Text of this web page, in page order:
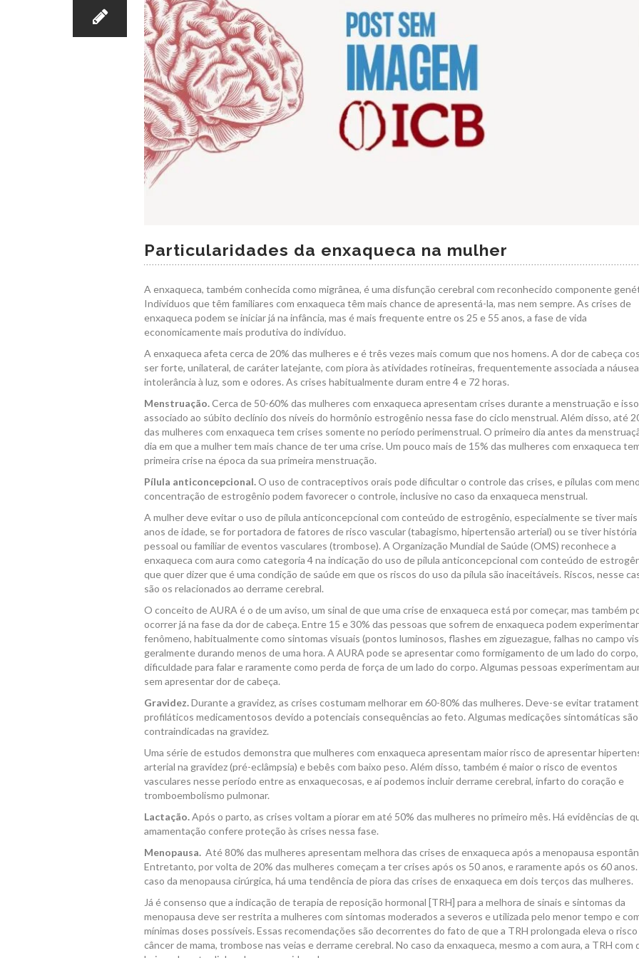
Particularidades da enxaqueca na mulher
A enxaqueca, também conhecida como migrânea, é uma disfunção cerebral com reconhecido componente
Indivíduos que têm familiares com enxaqueca têm mais chance de apresentá-la, mas nem sempre. As crises de
enxaqueca podem se iniciar já na infância, mas é mais frequente entre os 25 e 55 anos, a fase de vida
economicamente mais produtiva do indivíduo.
A enxaqueca afeta cerca de 20% das mulheres e é três vezes mais comum que nos homens. A dor de cabeça
ser forte, unilateral, de caráter latejante, com piora às atividades rotineiras, frequentemente associada a
intolerância à luz, som e odores. As crises habitualmente duram entre 4 e 72 horas.
Menstruação.Cerca de 50-60% das mulheres com enxaqueca apresentam crises durante a menstruação e
associado ao súbito declínio dos níveis do hormônio estrogênio nessa fase do ciclo menstrual. Além disso, até
das mulheres com enxaqueca tem crises somente no período perimenstrual. O primeiro dia antes da
dia em que a mulher tem mais chance de ter uma crise. Um pouco mais de 15% das mulheres com enxaqueca
primeira crise na época da sua primeira menstruação.
Pílula anticoncepcional.O uso de contraceptivos orais pode dificultar o controle das crises, e pílulas com
concentração de estrogênio podem favorecer o controle, inclusive no caso da enxaqueca menstrual.
A mulher deve evitar o uso de pílula anticoncepcional com conteúdo de estrogênio, especialmente se tiver
anos de idade, se for portadora de fatores de risco vascular (tabagismo, hipertensão arterial) ou se tiver história
pessoal ou familiar de eventos vasculares (trombose). A Organização Mundial de Saúde (OMS) reconhece a
enxaqueca com aura como categoria 4 na indicação do uso de pílula anticoncepcional com conteúdo de
que quer dizer que é uma condição de saúde em que os riscos do uso da pílula são inaceitáveis. Riscos, nesse
são os relacionados ao derrame cerebral.
O conceito de AURA é o de um aviso, um sinal de que uma crise de enxaqueca está por começar, mas também
ocorrer já na fase da dor de cabeça. Entre 15 e 30% das pessoas que sofrem de enxaqueca podem
fenômeno, habitualmente como sintomas visuais (pontos luminosos, flashes em ziguezague, falhas no campo
geralmente durando menos de uma hora. A AURA pode se apresentar como formigamento de um lado do corpo,
dificuldade para falar e raramente como perda de força de um lado do corpo. Algumas pessoas experimentam
sem apresentar dor de cabeça.
Gravidez.Durante a gravidez, as crises costumam melhorar em 60-80% das mulheres. Deve-se evitar
profiláticos medicamentosos devido a potenciais consequências ao feto. Algumas medicações sintomáticas são
contraindicadas na gravidez.
Uma série de estudos demonstra que mulheres com enxaqueca apresentam maior risco de apresentar
arterial na gravidez (pré-eclâmpsia) e bebês com baixo peso. Além disso, também é maior o risco de eventos
vasculares nesse período entre as enxaquecosas, e aí podemos incluir derrame cerebral, infarto do coração e
tromboembolismo pulmonar.
Lactação.Após o parto, as crises voltam a piorar em até 50% das mulheres no primeiro mês. Há evidências de
amamentação confere proteção às crises nessa fase.
Menopausa. Até 80% das mulheres apresentam melhora das crises de enxaqueca após a menopausa
Entretanto, por volta de 20% das mulheres começam a ter crises após os 50 anos, e raramente após os 60
caso da menopausa cirúrgica, há uma tendência de piora das crises de enxaqueca em dois terços das mulheres.
Já é consenso que a indicação de terapia de reposição hormonal [TRH] para a melhora de sinais e sintomas da
menopausa deve ser restrita a mulheres com sintomas moderados a severos e utilizada pelo menor tempo e
mínimas doses possíveis. Essas recomendações são decorrentes do fato de que a TRH prolongada eleva o
câncer de mama, trombose nas veias e derrame cerebral. No caso da enxaqueca, mesmo a com aura, a TRH com